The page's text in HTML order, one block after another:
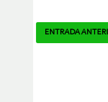
ENTRADA